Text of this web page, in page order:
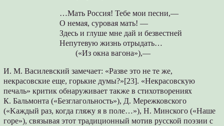
…Мать Россия! Тебе мои песни,—
О немая, суровая мать! —
Здесь и глуше мне дай и безвестней
Непутевую жизнь отрыдать…
(«Из окна вагона»),—
И. М. Василевский замечает: «Разве это не те же,
некрасовские еще, горькие думы?»[23]. «Некрасовскую
печаль» критик обнаруживает также в стихотворениях
К. Бальмонта («Безглагольность»), Д. Мережковского
(«Kaждый раз, когда гляжу я в поле…»), Н. Минского («Наше
горе»), связывая этот традиционный мотив русской поэзии с